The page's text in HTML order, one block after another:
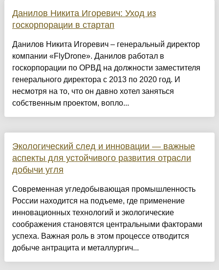
Данилов Никита Игоревич: Уход из
госкорпорации в стартап
Данилов Никита Игоревич – генеральный директор
компании «FlyDrone». Данилов работал в
госкорпорации по ОРВД на должности заместителя
генерального директора с 2013 по 2020 год. И
несмотря на то, что он давно хотел заняться
собственным проектом, вопло...
Экологический след и инновации — важные
аспекты для устойчивого развития отрасли
добычи угля
Современная угледобывающая промышленность
России находится на подъеме, где применение
инновационных технологий и экологические
соображения становятся центральными факторами
успеха. Важная роль в этом процессе отводится
добыче антрацита и металлургич...